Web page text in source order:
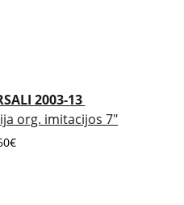
2003-13
org. imitacijos 7"